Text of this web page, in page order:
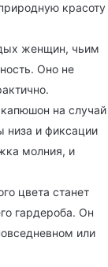
красоту
женщин, чьим
Оно не
на случай
низа и фиксации
молния, и
цвета станет
гардероба. Он
или